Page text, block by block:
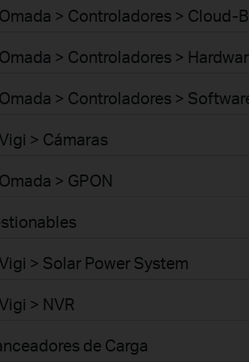
> Controladores > Cloud-
> Controladores >
> Controladores >
> Cámaras
> GPON
> Solar Power System
> NVR
de Carga